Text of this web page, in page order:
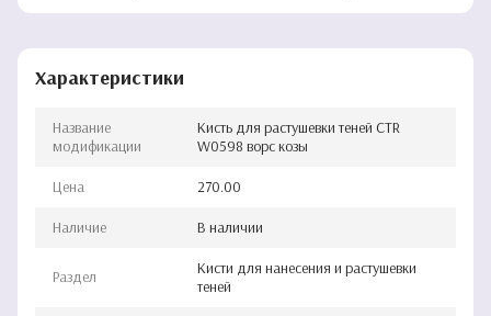
Характеристики
Название
модификации
Кисть для растушевки теней CTR
W0598 ворс козы
Цена 270.00
Наличие В наличии
Раздел
Кисти для нанесения и растушевки
теней